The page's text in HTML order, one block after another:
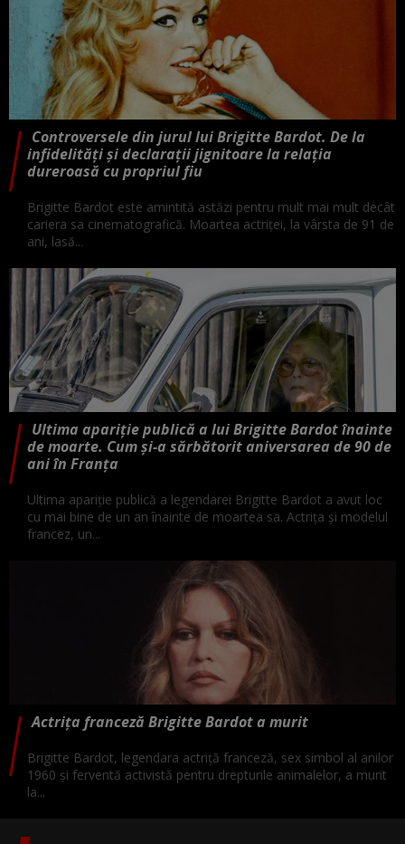
Controversele din jurul lui Brigitte Bardot. De la
infidelități și declarații jignitoare la relația
dureroasă cu propriul fiu
Brigitte Bardot este amintită astăzi pentru mult mai mult decât
cariera sa cinematografică. Moartea actriței, la vârsta de 91 de
ani, lasă...
Ultima apariție publică a lui Brigitte Bardot înainte
de moarte. Cum și-a sărbătorit aniversarea de 90 de
ani în Franța
Ultima apariție publică a legendarei Brigitte Bardot a avut loc
cu mai bine de un an înainte de moartea sa. Actrița și modelul
francez, un...
Actrița franceză Brigitte Bardot a murit
Brigitte Bardot, legendara actriță franceză, sex simbol al anilor
1960 și ferventă activistă pentru drepturile animalelor, a murit
la...